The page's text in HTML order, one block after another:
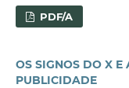
PDF/A
OS SIGNOS DO X
PUBLICIDADE